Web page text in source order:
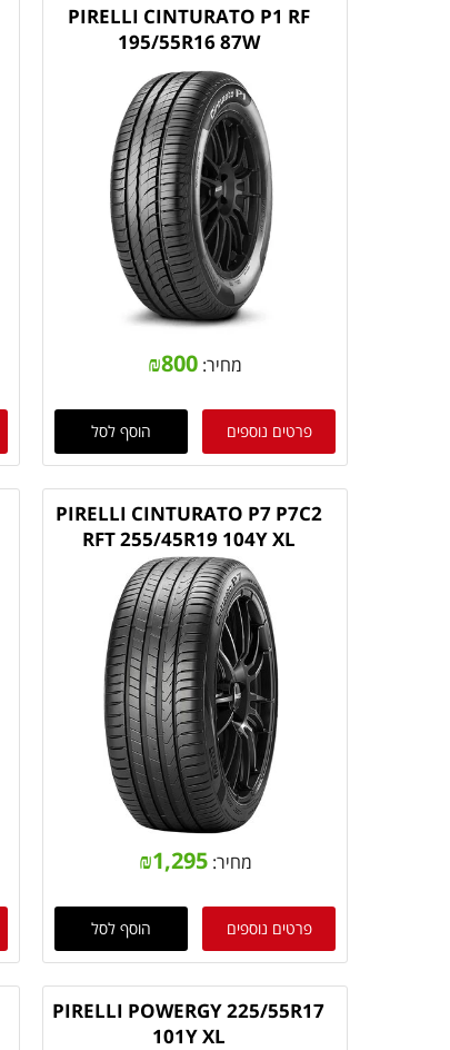
PIRELLI CINTURATO P1 RF
195/55R16 87W
מחיר: ₪800
פרטים נוספים הוסף לסל
PIRELLI CINTURATO P7 P7C2
RFT 255/45R19 104Y XL
מחיר: ₪1,295
פרטים נוספים הוסף לסל
PIRELLI POWERGY 225/55R17
101Y XL